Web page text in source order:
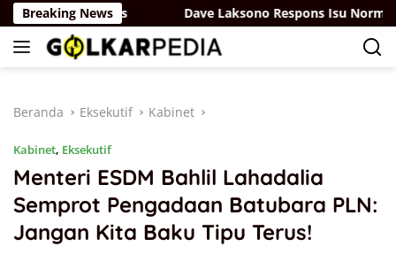
Langsung
ke
konten
Breaking News
Sisdiknas Dave Laksono Respons Isu Norman
Beranda Eksekutif Kabinet
Kabinet, Eksekutif
Menteri ESDM Bahlil Lahadalia
Semprot Pengadaan Batubara PLN:
Jangan Kita Baku Tipu Terus!